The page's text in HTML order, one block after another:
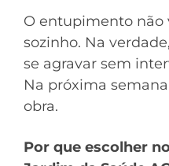
O entupimento não
sozinho. Na
se agravar sem
Na próxima
obra.
Por que escolher